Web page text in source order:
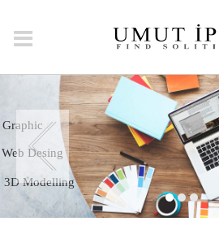
3D Modelling
Graphic
Web Desing